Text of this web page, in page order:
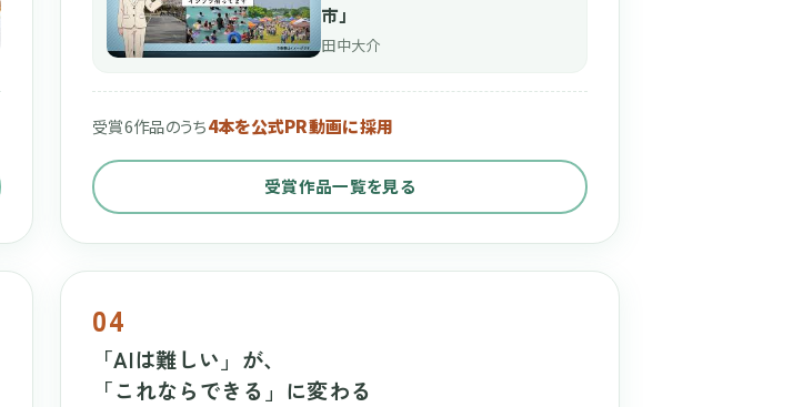
市」
田中大介
受賞6作品のうち4本を公式PR動画に採用
受賞作品一覧を見る
04
「AIは難しい」が、
「これならできる」に変わる